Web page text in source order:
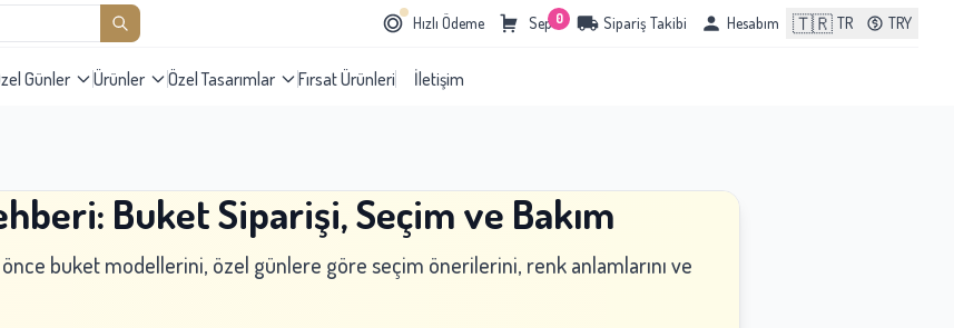
Hızlı Ödeme Sepet
0 Sipariş Takibi Hesabım 🇹🇷 TR TRY
Günler Ürünler Özel Tasarımlar Fırsat Ürünleri İletişim
Buket Siparişi, Seçim ve Bakım
buket modellerini, özel günlere göre seçim önerilerini, renk anlamlarını ve